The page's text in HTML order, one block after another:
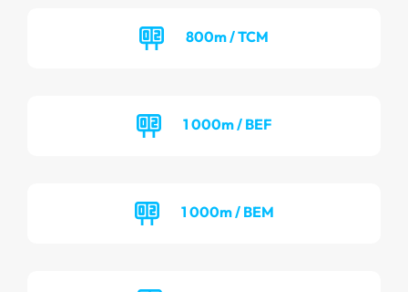
800m / TCM
1 000m / BEF
1 000m / BEM